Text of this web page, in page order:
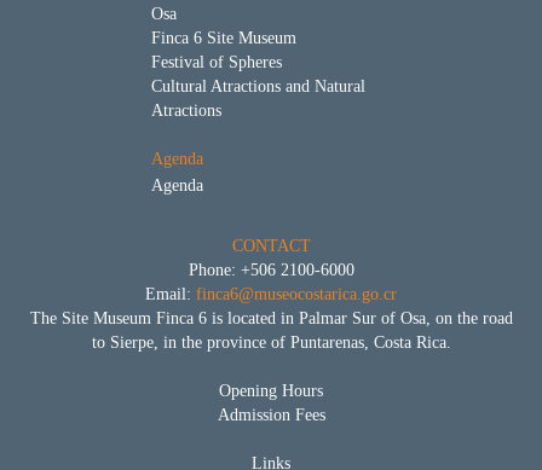
Osa
Finca 6 Site Museum
Festival of Spheres
Cultural Atractions and Natural
Atractions
Agenda
Agenda
CONTACT
Phone: +506 2100-6000
Email: finca6@museocostarica.go.cr
The Site Museum Finca 6 is located in Palmar Sur of Osa, on the road
to Sierpe, in the province of Puntarenas, Costa Rica.
Opening Hours
Admission Fees
Links